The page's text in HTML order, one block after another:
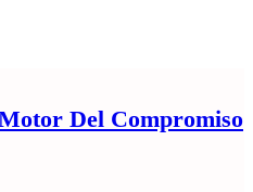
Del Compromiso